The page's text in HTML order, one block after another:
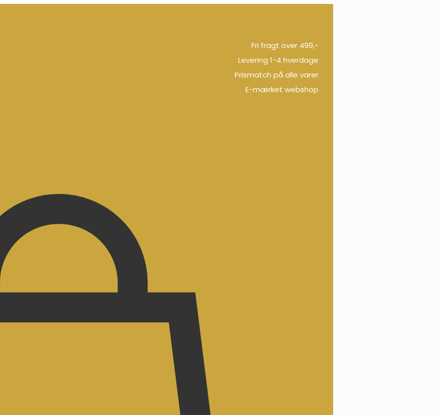
Fri fragt over 499,-
Levering 1-4 hverdage
Prismatch på alle varer
E-mærket webshop